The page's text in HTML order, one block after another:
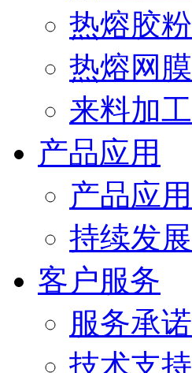
热熔胶粉
热熔网膜
来料加工
产品应用
产品应用
持续发展
客户服务
服务承诺
技术支持